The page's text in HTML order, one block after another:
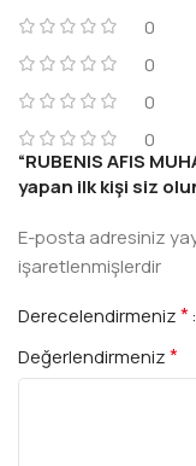
0
0
0
0
“RUBENIS AFIS
yapan ilk kişi siz
E-posta adresiniz
işaretlenmişlerdir
Derecelendirmeniz*
Değerlendirmeniz*